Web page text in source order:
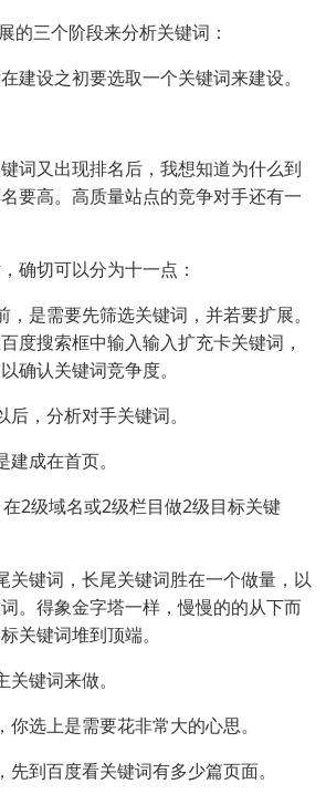
的三个阶段来分析关键词：
建设之初要选取一个关键词来建设。
词又出现排名后，我想知道为什么到
要高。高质量站点的竞争对手还有一
确切可以分为十一点：
是需要先筛选关键词，并若要扩展。
度搜索框中输入输入扩充卡关键词，
确认关键词竞争度。
，分析对手关键词。
成在首页。
2级域名或2级栏目做2级目标关键
关键词，长尾关键词胜在一个做量，以
。得象金字塔一样，慢慢的的从下而
关键词堆到顶端。
键词来做。
选上是需要花非常大的心思。
到百度看关键词有多少篇页面。